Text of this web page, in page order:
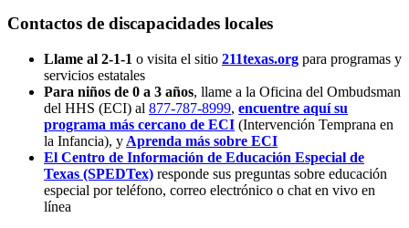
Contactos de discapacidades locales
Llame al 2-1-1 o visita el sitio 211texas.org para programas y
servicios estatales
Para niños de 0 a 3 años, llame a la Oficina del Ombudsman
del HHS (ECI) al 877-787-8999, encuentre aquí su
programa más cercano de ECI (Intervención Temprana en
la Infancia), y Aprenda más sobre ECI
El Centro de Información de Educación Especial de
Texas (SPEDTex) responde sus preguntas sobre educación
especial por teléfono, correo electrónico o chat en vivo en
línea